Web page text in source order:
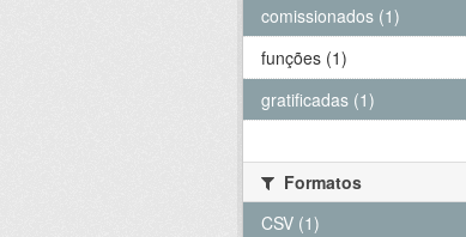
comissionados (1)
funções (1)
gratificadas (1)
Formatos
CSV (1)